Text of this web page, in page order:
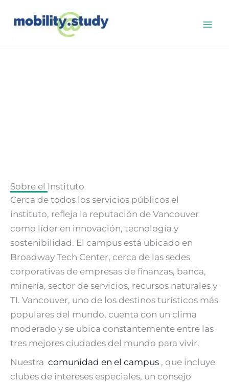
Sobre el Instituto
Cerca de todos los servicios públicos el
instituto, refleja la reputación de Vancouver
como líder en innovación, tecnología y
sostenibilidad. El campus está ubicado en
Broadway Tech Center, cerca de las sedes
corporativas de empresas de finanzas, banca,
minería, sector de servicios, recursos naturales y
TI. Vancouver, uno de los destinos turísticos más
populares del mundo, cuenta con un clima
moderado y se ubica constantemente entre las
tres mejores ciudades del mundo para vivir.
Nuestra comunidad en el campus , que incluye
clubes de intereses especiales, un consejo